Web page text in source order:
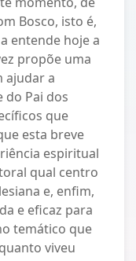
Bosco, isto é,
entende hoje a
propõe uma
ajudar a
Pai dos
que
esta breve
espiritual
qual centro
e, enfim,
e eficaz para
temático que
viveu